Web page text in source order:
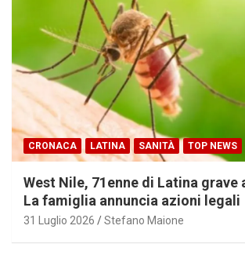
CRONACA LATINA SANITÀ TOP NEWS
West Nile, 71enne di Latina grave
La famiglia annuncia azioni legali
31 Luglio 2026 Stefano Maione